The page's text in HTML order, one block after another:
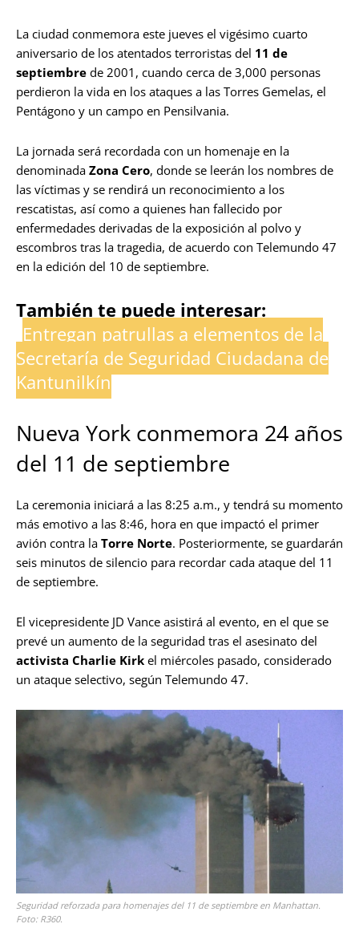
La ciudad conmemora este jueves el vigésimo cuarto
aniversario de los atentados terroristas del 11 de
septiembre de 2001, cuando cerca de 3,000 personas
perdieron la vida en los ataques a las Torres Gemelas, el
Pentágono y un campo en Pensilvania.
La jornada será recordada con un homenaje en la
denominada Zona Cero, donde se leerán los nombres de
las víctimas y se rendirá un reconocimiento a los
rescatistas, así como a quienes han fallecido por
enfermedades derivadas de la exposición al polvo y
escombros tras la tragedia, de acuerdo con Telemundo 47
en la edición del 10 de septiembre.
También te puede interesar:
Entregan patrullas a elementos de la
Secretaría de Seguridad Ciudadana de
Kantunilkín
Nueva York conmemora 24 años
del 11 de septiembre
La ceremonia iniciará a las 8:25 a.m., y tendrá su momento
más emotivo a las 8:46, hora en que impactó el primer
avión contra la Torre Norte. Posteriormente, se guardarán
seis minutos de silencio para recordar cada ataque del 11
de septiembre.
El vicepresidente JD Vance asistirá al evento, en el que se
prevé un aumento de la seguridad tras el asesinato del
activista Charlie Kirk el miércoles pasado, considerado
un ataque selectivo, según Telemundo 47.
Seguridad reforzada para homenajes del 11 de septiembre en Manhattan.
Foto: R360.